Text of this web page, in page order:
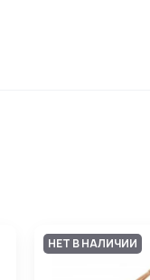
НЕТ В НАЛИЧИИ